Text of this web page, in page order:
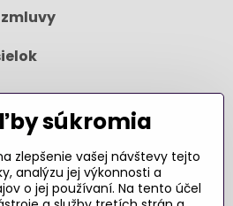
súkromia
zlepšenie vašej návštevy tejto
analýzu jej výkonnosti a
o jej používaní. Na tento účel